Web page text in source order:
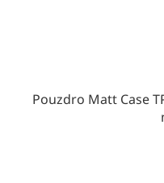
Pouzdro Matt Case